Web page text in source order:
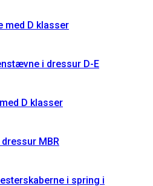
med D klasser
i dressur D-E
D klasser
MBR
i spring i